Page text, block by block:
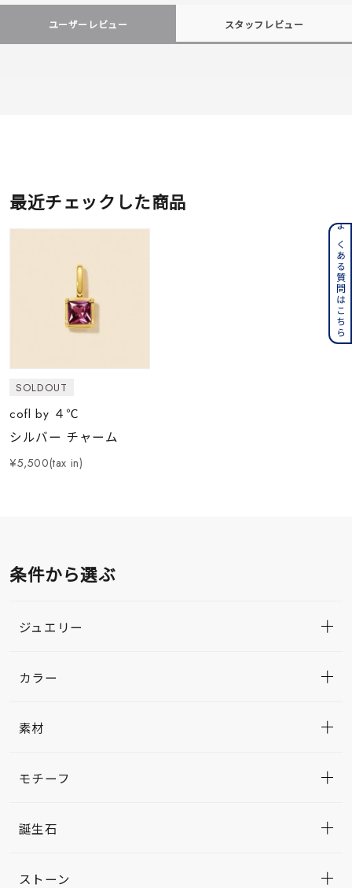
ユーザーレビュー スタッフレビュー
最近チェックした商品
SOLDOUT
cofl by ４℃
シルバー チャーム
¥5,500(tax in)
条件から選ぶ
ジュエリー
カラー
素材
モチーフ
誕生石
ストーン
よくある質問はこちら